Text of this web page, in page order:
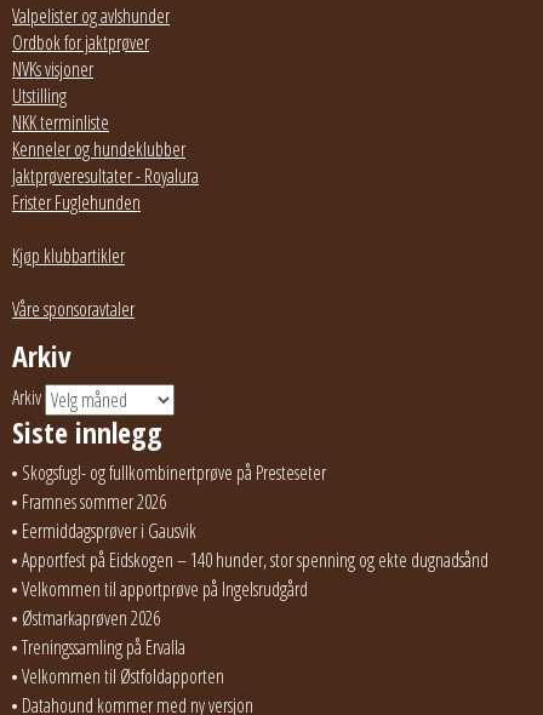
Valpelister og avlshunder
Ordbok for jaktprøver
NVKs visjoner
Utstilling
NKK terminliste
Kenneler og hundeklubber
Jaktprøveresultater - Royalura
Frister Fuglehunden
Kjøp klubbartikler
Våre sponsoravtaler
Arkiv
Arkiv
Siste innlegg
Skogsfugl- og fullkombinertprøve på Presteseter
Framnes sommer 2026
Eermiddagsprøver i Gausvik
Apportfest på Eidskogen – 140 hunder, stor spenning og ekte dugnadsånd
Velkommen til apportprøve på Ingelsrudgård
Østmarkaprøven 2026
Treningssamling på Ervalla
Velkommen til Østfoldapporten
Datahound kommer med ny versjon